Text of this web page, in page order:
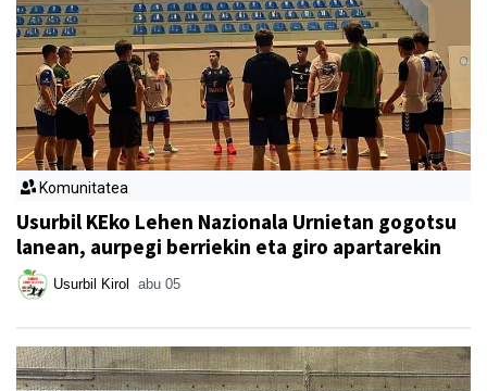
Komunitatea
Usurbil KEko Lehen Nazionala Urnietan gogotsu
lanean, aurpegi berriekin eta giro apartarekin
Usurbil Kirol abu 05